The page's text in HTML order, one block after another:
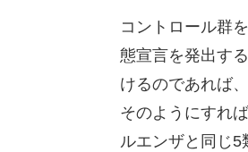
コントロール群
態宣言を発出す
けるのであれば
そのようにすれ
ルエンザと同じ5